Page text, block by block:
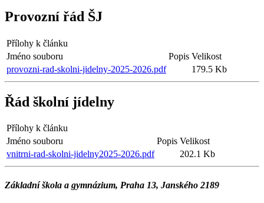
Provozní řád ŠJ
Přílohy k článku
Jméno souboru
Popis Velikost
provozni-rad-skolni-jidelny-2025-2026.pdf
179.5 Kb
Řád školní jídelny
Přílohy k článku
Jméno souboru
Popis Velikost
vnitrni-rad-skolni-jidelny2025-2026.pdf
202.1 Kb
Základní škola a gymnázium, Praha 13, Janského 2189